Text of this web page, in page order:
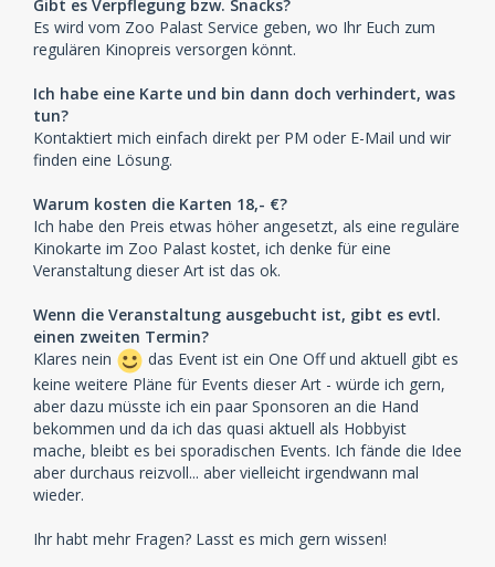
Gibt es Verpflegung bzw. Snacks?
Es wird vom Zoo Palast Service geben, wo Ihr Euch zum
regulären Kinopreis versorgen könnt.
Ich habe eine Karte und bin dann doch verhindert, was
tun?
Kontaktiert mich einfach direkt per PM oder E-Mail und wir
finden eine Lösung.
Warum kosten die Karten 18,- €?
Ich habe den Preis etwas höher angesetzt, als eine reguläre
Kinokarte im Zoo Palast kostet, ich denke für eine
Veranstaltung dieser Art ist das ok.
Wenn die Veranstaltung ausgebucht ist, gibt es evtl.
einen zweiten Termin?
Klares nein
das Event ist ein One Off und aktuell gibt es
keine weitere Pläne für Events dieser Art - würde ich gern,
aber dazu müsste ich ein paar Sponsoren an die Hand
bekommen und da ich das quasi aktuell als Hobbyist
mache, bleibt es bei sporadischen Events. Ich fände die Idee
aber durchaus reizvoll... aber vielleicht irgendwann mal
wieder.
Ihr habt mehr Fragen? Lasst es mich gern wissen!